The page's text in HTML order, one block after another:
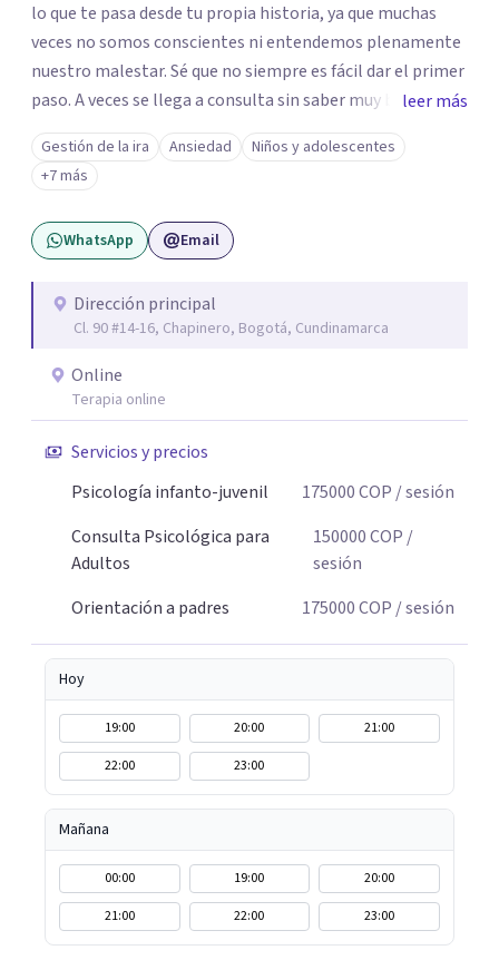
lo que te pasa desde tu propia historia, ya que muchas
veces no somos conscientes ni entendemos plenamente
nuestro malestar. Sé que no siempre es fácil dar el primer
paso. A veces se llega a consulta sin saber muy bien qué
decir, o sintiendo que algo no anda bien pero sin poder
nombrarlo. Mi intención es acompañarte en ese proceso,
sin juicios y a tu propio ritmo, para que lo que hoy te pesa
pueda pensarse y transformarse.
leer más
Gestión de la ira Ansiedad
Niños y adolescentes
+7 más
WhatsApp Email
Dirección principal
Cl. 90 #14-16, Chapinero, Bogotá, Cundinamarca
Online
Terapia online
Servicios y precios
Psicología infanto-juvenil
175000COP / sesión
Consulta Psicológica para
Adultos
150000COP /
sesión
Orientación a padres
175000COP / sesión
Hoy
19:00 20:00
21:00
22:00
23:00
Mañana
00:00 19:00
20:00
21:00
22:00 23:00